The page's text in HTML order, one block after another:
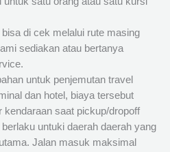
di cek melalui rute masing
sediakan atau bertanya
untuk penjemutan travel
dan hotel, biaya tersebut
kendaraan saat pickup/dropoff
untuki daerah daerah yang
Jalan masuk maksimal